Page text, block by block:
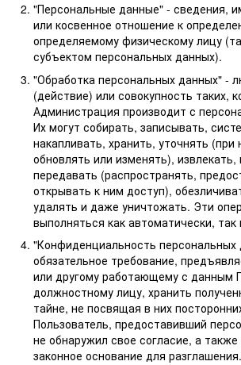
"Персональные данные" - сведения,
или косвенное отношение к
определяемому физическому лицу
субъектом персональных данных).
"Обработка персональных данных" -
(действие) или совокупность таких,
Администрация производит с
Их могут собирать, записывать,
накапливать, хранить, уточнять (при
обновлять или изменять), извлекать,
передавать (распространять,
открывать к ним доступ),
удалять и даже уничтожать. Эти
выполняться как автоматически, так
"Конфиденциальность персональных
обязательное требование,
или другому работающему с данным
должностному лицу, хранить
тайне, не посвящая в них
Пользователь, предоставивший
не обнаружил свое согласие, а также
законное основание для разглашения.